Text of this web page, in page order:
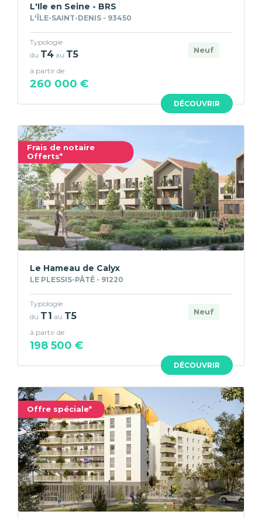
DÉCOUVRIR
L'Ile en Seine - BRS
L'ÎLE-SAINT-DENIS - 93450
Neuf
Typologie
du T4 au T5
à partir de
260 000 €
Frais de notaire
Offerts*
DÉCOUVRIR
Le Hameau de Calyx
LE PLESSIS-PÂTÉ - 91220
Neuf
Typologie
du T1 au T5
à partir de
198 500 €
Offre spéciale*